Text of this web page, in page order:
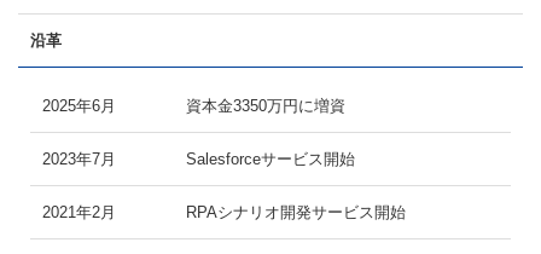
沿革
2025年6月 資本金3350万円に増資
2023年7月 Salesforceサービス開始
2021年2月 RPAシナリオ開発サービス開始